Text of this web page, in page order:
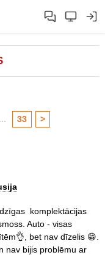
... 33 >
komplektācijas
Auto - visas
bet nav dīzelis 😁.
nav bijis problēmu ar